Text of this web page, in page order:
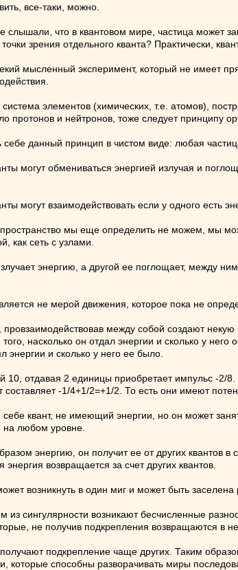
все-таки, можно.
слышали, что в квантовом мире, частица может
зрения отдельного кванта? Практически,
мысленный эксперимент, который не имеет
элементов (химических, т.е. атомов),
протонов и нейтронов, тоже следует принципу
себе данный принцип в чистом виде: любая
могут обмениваться энергией излучая и
могут взаимодействовать если у одного есть
мы еще определить не можем, мы
как сеть с узлами.
энергию, а другой ее поглощает, между
не мерой движения, которое пока не
провзаимодействовав между собой создают
насколько он отдал энергии и сколько у
энергии и сколько у него ее было.
10, отдавая 2 единицы приобретает импульс -
составляет -1/4+1/2=+1/2. То есть они имеют
квант, не имеющий энергии, но он может
на любом уровне.
энергию, он получит ее от других квантов
энергия возвращается за счет других квантов.
возникнуть в один миг и может быть
из сингулярности возникают бесчисленные
не получив подкрепления возвращаются в
подкрепление чаще других. Таким
которые способны разворачивать миры